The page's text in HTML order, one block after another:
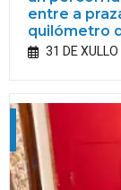
entre a
quilómetro
31 DE